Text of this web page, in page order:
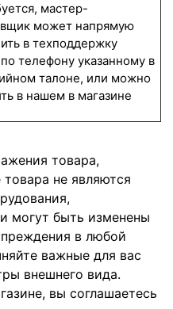
мастер-
может напрямую
в техподдержку
телефону указанному в
талоне, или можно
в нашем в магазине
товара,
не являются
могут быть изменены
в любой
важные для вас
внешнего вида.
вы соглашаетесь